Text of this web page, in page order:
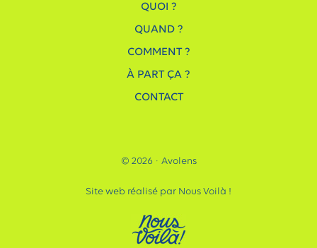
QUOI ?
QUAND ?
COMMENT ?
À PART ÇA ?
CONTACT
© 2026 · Avolens
Site web réalisé par Nous Voilà !